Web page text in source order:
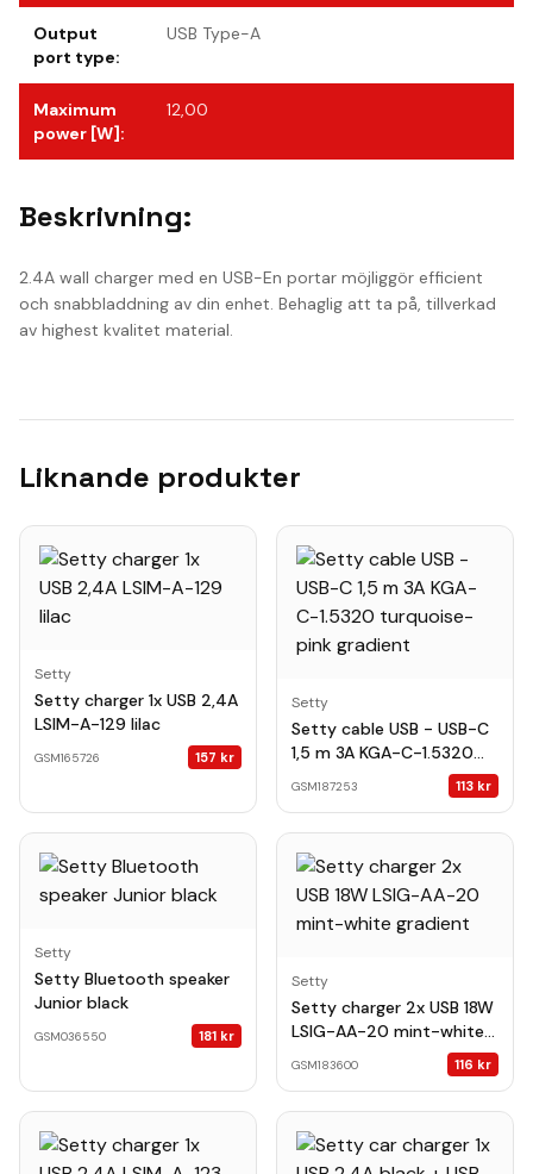
Output
port type:
USB Type-A
Maximum
power [W]:
12,00
Beskrivning:
2.4A wall charger med en USB-En portar möjliggör efficient
och snabbladdning av din enhet. Behaglig att ta på, tillverkad
av highest kvalitet material.
Liknande produkter
Setty
Setty charger 1x USB 2,4A
LSIM-A-129 lilac
GSM165726 157 kr
Setty
Setty cable USB - USB-C
1,5 m 3A KGA-C-1.5320
turquoise-pink gradient
GSM187253 113 kr
Setty
Setty Bluetooth speaker
Junior black
GSM036550 181 kr
Setty
Setty charger 2x USB 18W
LSIG-AA-20 mint-white
GSM183600 116 kr